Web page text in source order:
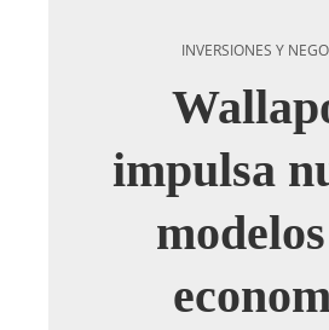
INVERSIONES Y
impulsa